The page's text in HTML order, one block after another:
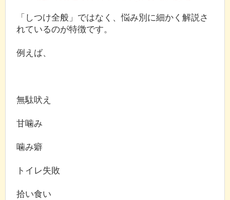
「しつけ全般」ではなく、悩み別に細かく解説さ
れているのが特徴です。
例えば、
無駄吠え
甘噛み
噛み癖
トイレ失敗
拾い食い